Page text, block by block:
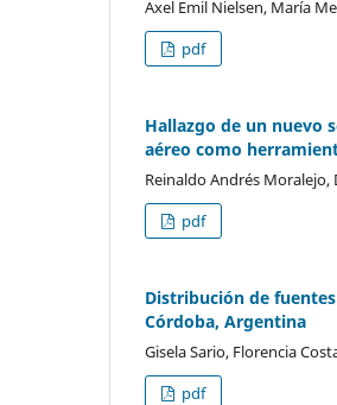
Axel Emil Nielsen, María
pdf
Hallazgo de un nuevo
aéreo como
Reinaldo Andrés Moralejo,
pdf
Distribución de
Córdoba, Argentina
Gisela Sario, Florencia
pdf